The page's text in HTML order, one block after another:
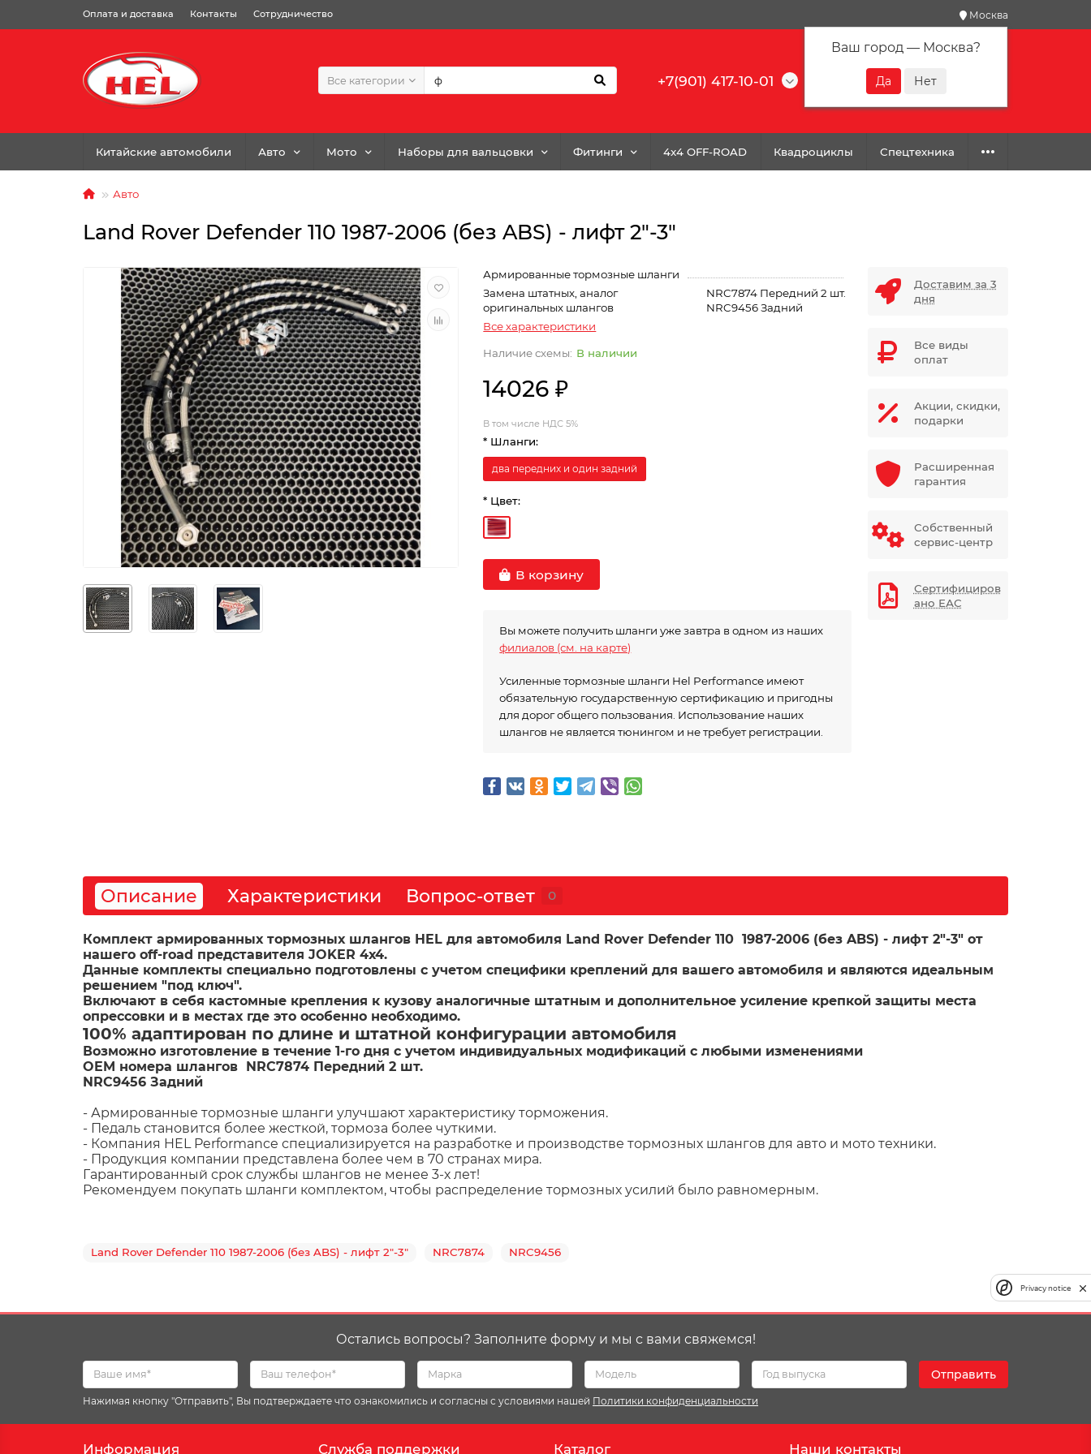
Оплата и доставка Контакты Сотрудничество Москва
Ваш город — Москва?
Все категории +7(901) 417-10-01
Китайские автомобили Авто Мото Наборы для вальцовки Фитинги 4x4 OFF-ROAD Квадроциклы Спецтехника
Авто
Land Rover Defender 110 1987-2006 (без ABS) - лифт 2"-3"
Армированные тормозные шланги
Замена штатных, аналог
оригинальных шлангов
NRC7874 Передний 2 шт.
NRC9456 Задний
Все характеристики
В наличии
14026 ₽
В том числе НДС 5%
* Шланги:
два передних и один задний
* Цвет:
В корзину
Вы можете получить шланги уже завтра в одном из наших
филиалов (см. на карте)
Усиленные тормозные шланги Hel Performance имеют
обязательную государственную сертификацию и пригодны
для дорог общего пользования. Использование наших
шлангов не является тюнингом и не требует регистрации.
Доставим за 3
дня
Все виды
оплат
Акции, скидки,
подарки
Расширенная
гарантия
Собственный
сервис-центр
Сертифициров
ано ЕАС
Описание Характеристики Вопрос-ответ 0
Комплект армированных тормозных шлангов HEL для автомобиля Land Rover Defender 110  1987-2006 (без ABS) - лифт 2"-3" от
нашего off-road представителя JOKER 4х4.
Данные комплекты специально подготовлены с учетом специфики креплений для вашего автомобиля и являются идеальным
решением "под ключ".
Включают в себя кастомные крепления к кузову аналогичные штатным и дополнительное усиление крепкой защиты места
100% адаптирован по длине и штатной конфигурации автомобиля
Возможно изготовление в течение 1-го дня с учетом индивидуальных модификаций с любыми изменениями
OEM номера шлангов  NRC7874 Передний 2 шт.
- Армированные тормозные шланги улучшают характеристику торможения.
- Педаль становится более жесткой, тормоза более чуткими.
- Компания HEL Performance специализируется на разработке и производстве тормозных шлангов для авто и мото техники.
- Продукция компании представлена более чем в 70 странах мира.
Гарантированный срок службы шлангов не менее 3-х лет!
Рекомендуем покупать шланги комплектом, чтобы распределение тормозных усилий было равномерным.
Land Rover Defender 110 1987-2006 (без ABS) - лифт 2"-3" NRC7874 NRC9456
Остались вопросы? Заполните форму и мы с вами свяжемся!
Отправить
Нажимая кнопку "Отправить", Вы подтверждаете что ознакомились и согласны с условиями нашей Политики конфиденциальности
Информация Служба поддержки Каталог Наши контакты
Privacy notice